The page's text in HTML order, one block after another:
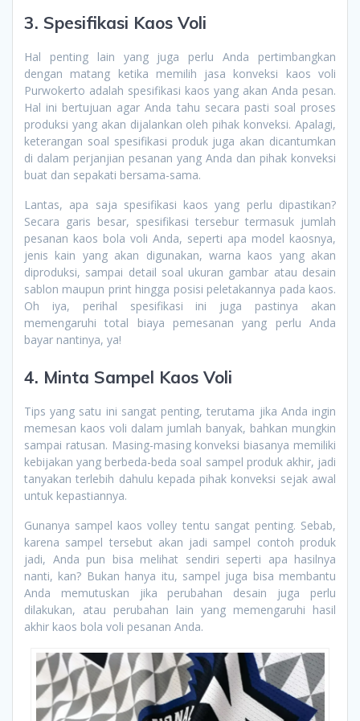
3. Spesifikasi Kaos Voli
Hal penting lain yang juga perlu Anda pertimbangkan
dengan matang ketika memilih jasa konveksi kaos voli
Purwokerto adalah spesifikasi kaos yang akan Anda pesan.
Hal ini bertujuan agar Anda tahu secara pasti soal proses
produksi yang akan dijalankan oleh pihak konveksi. Apalagi,
keterangan soal spesifikasi produk juga akan dicantumkan
di dalam perjanjian pesanan yang Anda dan pihak konveksi
buat dan sepakati bersama-sama.
Lantas, apa saja spesifikasi kaos yang perlu dipastikan?
Secara garis besar, spesifikasi tersebur termasuk jumlah
pesanan kaos bola voli Anda, seperti apa model kaosnya,
jenis kain yang akan digunakan, warna kaos yang akan
diproduksi, sampai detail soal ukuran gambar atau desain
sablon maupun print hingga posisi peletakannya pada kaos.
Oh iya, perihal spesifikasi ini juga pastinya akan
memengaruhi total biaya pemesanan yang perlu Anda
bayar nantinya, ya!
4. Minta Sampel Kaos Voli
Tips yang satu ini sangat penting, terutama jika Anda ingin
memesan kaos voli dalam jumlah banyak, bahkan mungkin
sampai ratusan. Masing-masing konveksi biasanya memiliki
kebijakan yang berbeda-beda soal sampel produk akhir, jadi
tanyakan terlebih dahulu kepada pihak konveksi sejak awal
untuk kepastiannya.
Gunanya sampel kaos volley tentu sangat penting. Sebab,
karena sampel tersebut akan jadi sampel contoh produk
jadi, Anda pun bisa melihat sendiri seperti apa hasilnya
nanti, kan? Bukan hanya itu, sampel juga bisa membantu
Anda memutuskan jika perubahan desain juga perlu
dilakukan, atau perubahan lain yang memengaruhi hasil
akhir kaos bola voli pesanan Anda.